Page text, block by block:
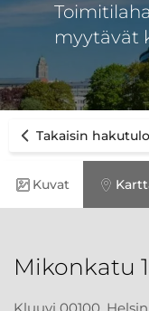
myytävät
Takaisin
Kuvat
Mikonkatu